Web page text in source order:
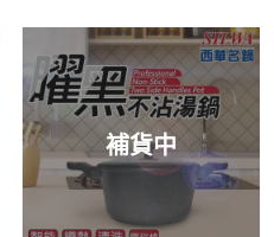
補貨中